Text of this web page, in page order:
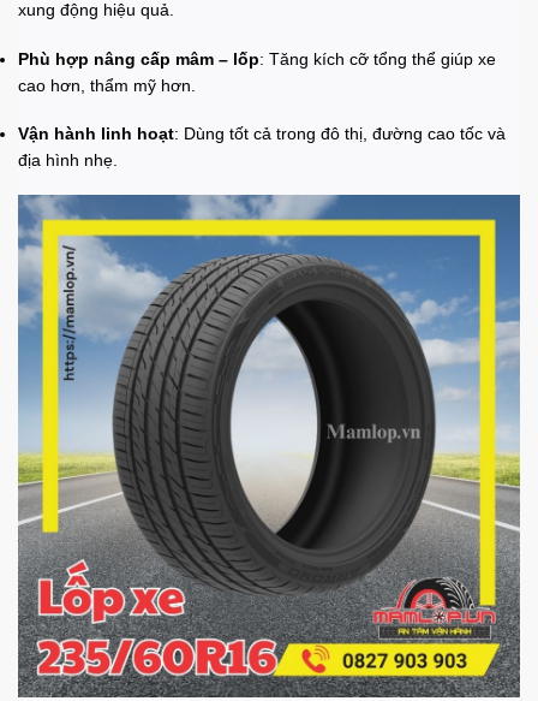
xung động hiệu quả.
Phù hợp nâng cấp mâm – lốp: Tăng kích cỡ tổng thể giúp xe
cao hơn, thẩm mỹ hơn.
Vận hành linh hoạt: Dùng tốt cả trong đô thị, đường cao tốc và
địa hình nhẹ.